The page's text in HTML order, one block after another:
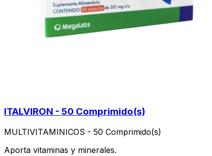
ITALVIRON - 50 Comprimido(s)
MULTIVITAMINICOS - 50 Comprimido(s)
Aporta vitaminas y minerales.